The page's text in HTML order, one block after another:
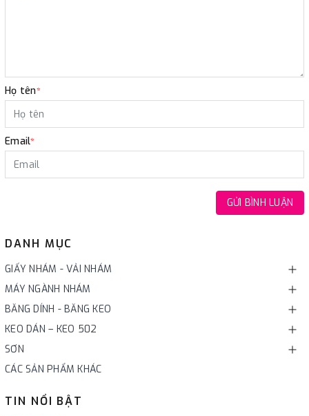
DANH MỤC
GIẤY NHÁM - VẢI NHÁM
MÁY NGÀNH NHÁM
BĂNG DÍNH - BĂNG KEO
KEO DÁN – KEO 502
SƠN
CÁC SẢN PHẨM KHÁC
TIN NỔI BẬT
Họ tên*
Email*
GỬI BÌNH LUẬN